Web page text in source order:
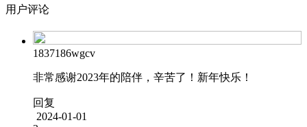
用户评论
1837186wgcv
非常感谢2023年的陪伴，辛苦了！新年快乐！
回复
2024-01-01